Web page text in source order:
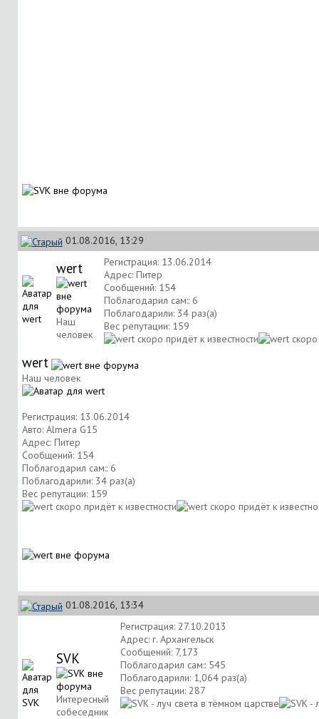
01.08.2016, 13:29
wert
Наш
человек
Регистрация: 13.06.2014
Адрес: Питер
Сообщений: 154
Поблагодарил сам:: 6
Поблагодарили: 34 раз(а)
Вес репутации: 159
wert
Наш человек
Регистрация: 13.06.2014
Авто: Almera G15
Адрес: Питер
Сообщений: 154
Поблагодарил сам:: 6
Поблагодарили: 34 раз(а)
Вес репутации: 159
01.08.2016, 13:34
SVK
Интересный
собеседник
Регистрация: 27.10.2013
Адрес: г. Архангельск
Сообщений: 7,173
Поблагодарил сам:: 545
Поблагодарили: 1,064 раз(а)
Вес репутации: 287